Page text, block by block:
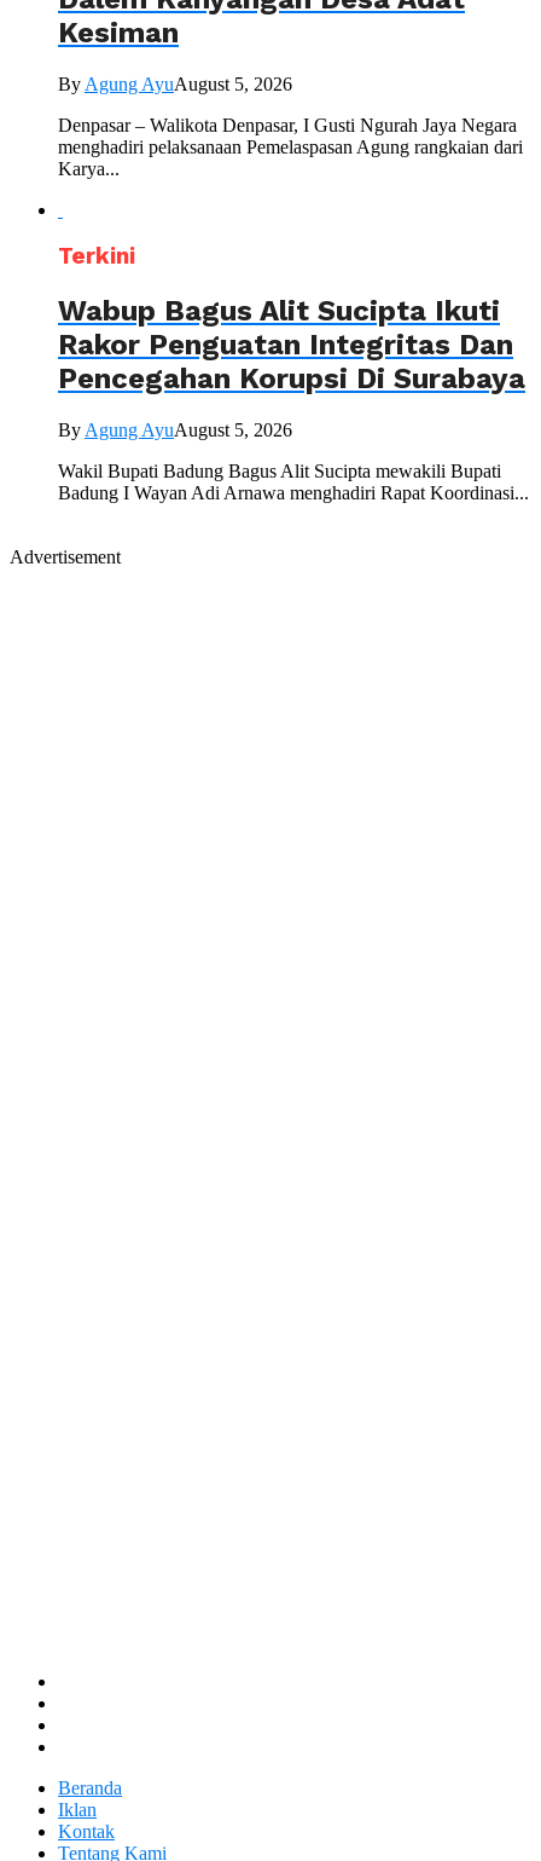
Kesiman
By Agung AyuAugust 5, 2026
Denpasar – Walikota Denpasar, I Gusti Ngurah Jaya Negara
menghadiri pelaksanaan Pemelaspasan Agung rangkaian dari
Karya...
Terkini
Wabup Bagus Alit Sucipta Ikuti
Rakor Penguatan Integritas Dan
Pencegahan Korupsi Di Surabaya
By Agung AyuAugust 5, 2026
Wakil Bupati Badung Bagus Alit Sucipta mewakili Bupati
Badung I Wayan Adi Arnawa menghadiri Rapat Koordinasi...
Advertisement
Beranda
Iklan
Kontak
Tentang Kami